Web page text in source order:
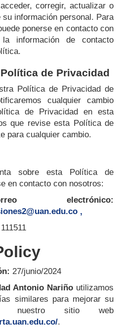
corregir, actualizar o
información personal. Para
ponerse en contacto con
información de contacto
de Privacidad
Política de Privacidad de
cualquier cambio
de Privacidad en esta
que revise esta Política de
para cualquier cambio.
sobre esta Política de
en contacto con nosotros:
electrónico:
,
111511
27/junio/2024
Antonio Nariño utilizamos
similares para mejorar su
nuestro sitio web
.